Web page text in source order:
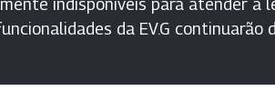
indisponíveis para atender à
da EV.G continuarão